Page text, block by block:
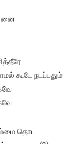
கூடே நடப்பதும்
தொட